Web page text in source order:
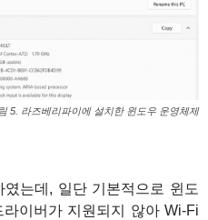
5. 라즈베리파이에 설치한 윈도우 운영체제
는데, 일단 기본적으로 윈도
이버가 지원되지 않아 Wi-Fi